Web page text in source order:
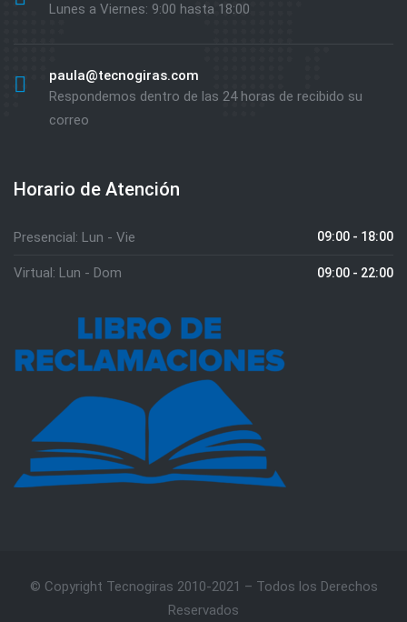
Lunes a Viernes: 9:00 hasta 18:00
paula@tecnogiras.com
Respondemos dentro de las 24 horas de recibido su
correo
Horario de Atención
Presencial: Lun - Vie 09:00 - 18:00
Virtual: Lun - Dom 09:00 - 22:00
© Copyright Tecnogiras 2010-2021 – Todos los Derechos
Reservados